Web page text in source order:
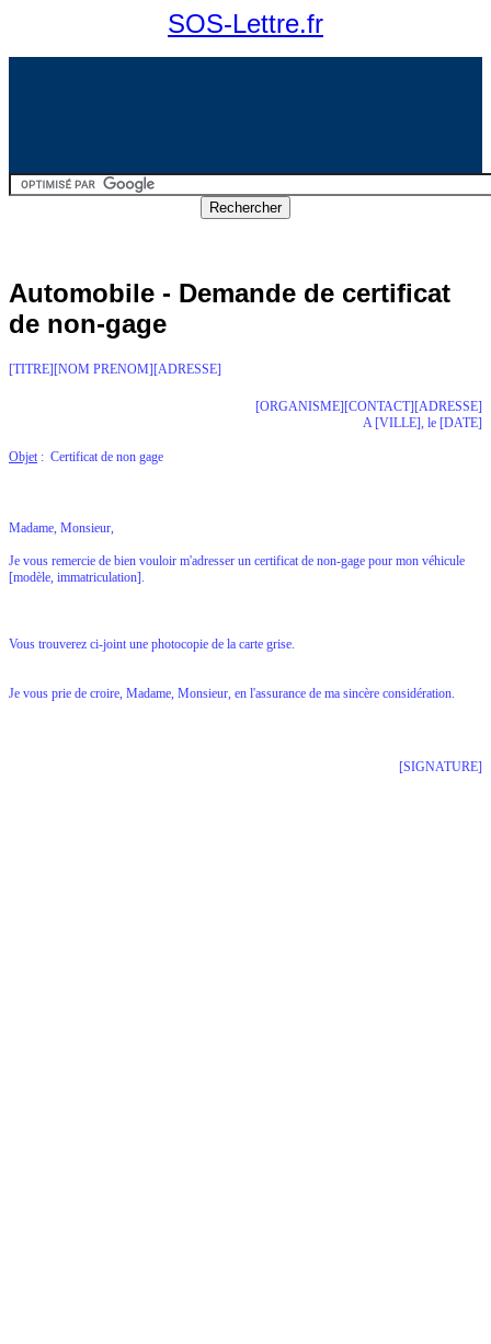
SOS-Lettre.fr
Automobile - Demande de certificat
de non-gage
[TITRE][NOM PRENOM][ADRESSE]
[ORGANISME][CONTACT][ADRESSE]
A [VILLE], le [DATE]
Objet : Certificat de non gage
Madame, Monsieur,
Je vous remercie de bien vouloir m'adresser un certificat de non-gage pour mon véhicule
[modèle, immatriculation].
Vous trouverez ci-joint une photocopie de la carte grise.
Je vous prie de croire, Madame, Monsieur, en l'assurance de ma sincère considération.
[SIGNATURE]